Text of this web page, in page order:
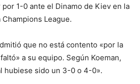
1-0 ante el Dinamo de Kiev en la
League.
que no está contento «por la
a su equipo. Según Koeman,
hubiese sido un 3-0 o 4-0».